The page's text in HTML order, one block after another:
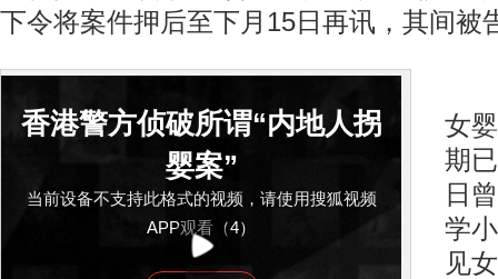
下令将案件押后至下月15日再讯，其间被
香港警方侦破所谓“内地人拐
婴案”
当前设备不支持此格式的视频，请使用搜狐视频
APP观看（4）
女
期
日
学
见